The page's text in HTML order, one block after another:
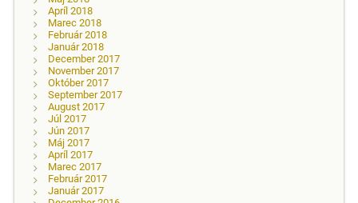
Apríl 2018
Marec 2018
Február 2018
Január 2018
December 2017
November 2017
Október 2017
September 2017
August 2017
Júl 2017
Jún 2017
Máj 2017
Apríl 2017
Marec 2017
Február 2017
Január 2017